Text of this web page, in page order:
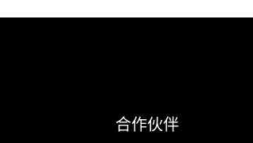
合作伙伴